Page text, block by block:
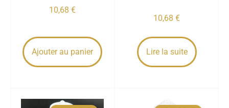
10,68 €
Ajouter au panier
10,68 €
Lire la suite